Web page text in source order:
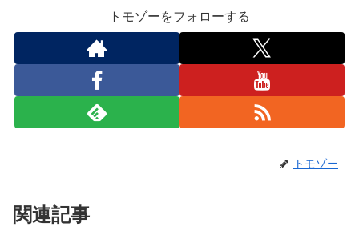
トモゾーをフォローする
トモゾー
関連記事